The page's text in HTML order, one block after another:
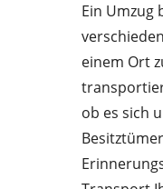
Ein Umzug
einem Ort
ob es sich